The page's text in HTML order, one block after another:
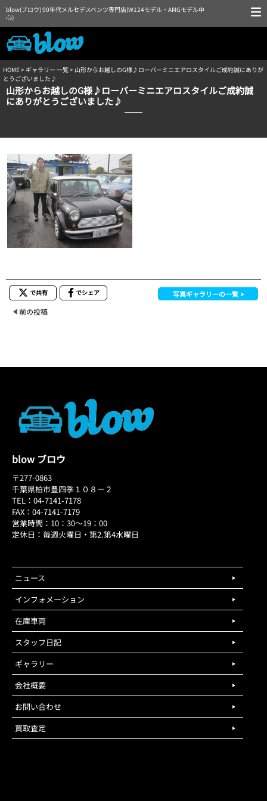
blow(ブロウ) 90年代メルセデスベンツ専門店(W124モデル・AMGモデル中
心)
HOME> ギャラリー 一覧> 山形からお越しのG様♪ローバーミニエアロスタイルご成約誠にありが
とうございました♪
山形からお越しのG様♪ローバーミニエアロスタイルご成約誠
にありがとうございました♪
で共有 でシェア 写真ギャラリーの一覧
前の投稿
blow ブロウ
〒277-0863
千葉県柏市豊四季１０８－２
TEL：04-7141-7178
FAX：04-7141-7179
営業時間：10：30～19：00
定休日：毎週火曜日・第2.第4水曜日
ニュース
インフォメーション
在庫車両
スタッフ日記
ギャラリー
会社概要
お問い合わせ
買取査定